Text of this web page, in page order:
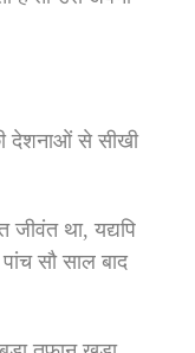
देशनाओं से सीखी
जीवंत था, यद्यपि
सौ साल बाद